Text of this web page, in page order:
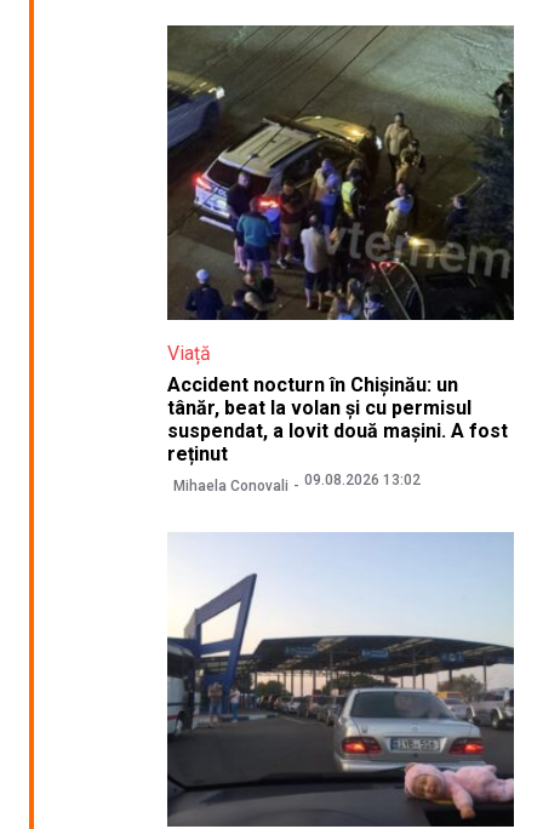
Viață
Accident nocturn în Chișinău: un
tânăr, beat la volan și cu permisul
suspendat, a lovit două mașini. A fost
reținut
Mihaela Conovali 09.08.2026 13:02